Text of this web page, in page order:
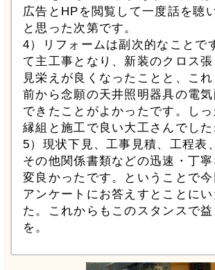
広告とHPを閲覧して一度話を聴
と思った次第です。
4）リフォームは副次的なことで
て主工事となり、新装のクロス
見栄えが良くなったことと、こ
前から念願の天井照明器具の電
できたことがよかったです。し
縁組と施工で良い大工さんでした
5）現状下見、工事見積、工程表
その他関係書類などの迅速・丁
変良かったです。ということで今
アンケートにお答えすとことにい
た。これからもこのスタンスで
を。